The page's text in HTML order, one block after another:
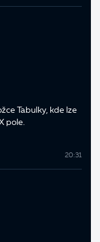
Tabulky, kde lze
pole.
20:31